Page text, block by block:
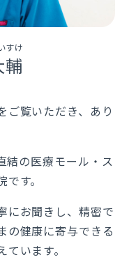
輔
すけ
ご覧いただき、あり
結の医療モール・ス
す。
にお聞きし、精密で
の健康に寄与できる
います。